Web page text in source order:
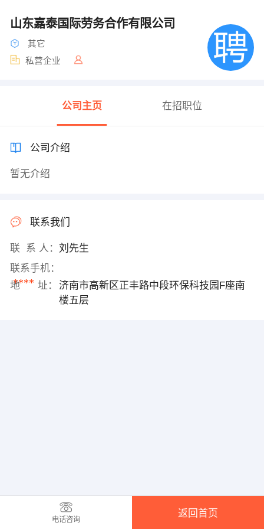
山东嘉泰国际劳务合作有限公司
其它
私营企业
公司主页 在招职位
公司介绍
暂无介绍
联系我们
联 系 人： 刘先生
联系手机：
****
地 址：
济南市高新区正丰路中段环保科技园F座南
楼五层
电话咨询
返回首页